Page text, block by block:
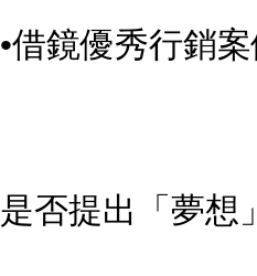
•借鏡優秀行銷
是否提出「夢想